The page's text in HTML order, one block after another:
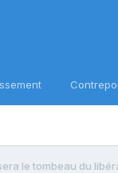
le tombeau du